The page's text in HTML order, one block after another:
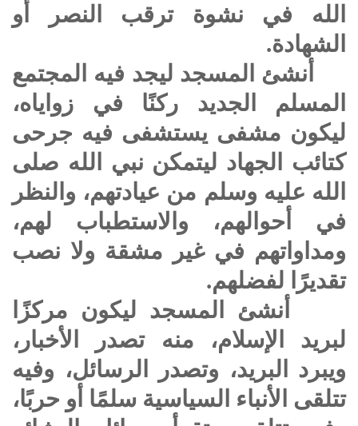
الله في نشوة ترقب النصر أو
الشهادة.
أنشئ المسجد ليجد فيه المجتمع
المسلم الجديد ركنًا في زواياه،
ليكون مشفى يستشفى فيه جرحى
كتائب الجهاد ليتمكن نبي الله صلى
الله عليه وسلم من عيادتهم، والنظر
في أحوالهم، والاستطباب لهم،
ومداواتهم في غير مشقة ولا نصب
تقديرًا لفضلهم.
أنشئ المسجد ليكون مركزًا
لبريد الإسلام، منه تصدر الأخبار،
ويبرد البريد، وتصدر الرسائل، وفيه
تتلقى الأنباء السياسية سلمًا أو حربًا،